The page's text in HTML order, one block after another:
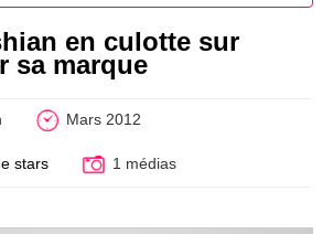
en culotte sur
sa marque
Mars 2012
stars 1 médias